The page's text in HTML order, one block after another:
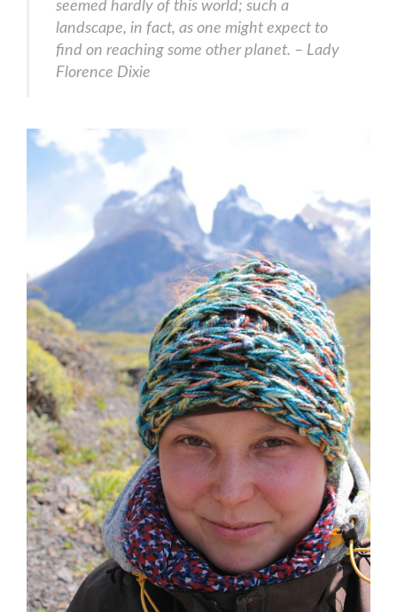
seemed hardly of this world; such a
landscape, in fact, as one might expect to
find on reaching some other planet. – Lady
Florence Dixie